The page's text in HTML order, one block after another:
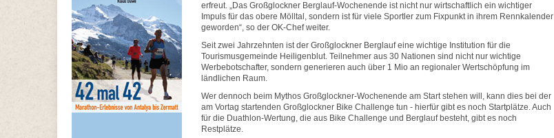
erfreut. „Das Großglockner Berglauf-Wochenende ist nicht nur wirtschaftlich ein wichtiger
Impuls für das obere Mölltal, sondern ist für viele Sportler zum Fixpunkt in ihrem Rennkalender
geworden“, so der OK-Chef weiter.
Seit zwei Jahrzehnten ist der Großglockner Berglauf eine wichtige Institution für die
Tourismusgemeinde Heiligenblut. Teilnehmer aus 30 Nationen sind nicht nur wichtige
Werbebotschafter, sondern generieren auch über 1 Mio an regionaler Wertschöpfung im
ländlichen Raum.
Wer dennoch beim Mythos Großglockner-Wochenende am Start stehen will, kann dies bei der
am Vortag startenden Großglockner Bike Challenge tun - hierfür gibt es noch Startplätze. Auch
für die Duathlon-Wertung, die aus Bike Challenge und Berglauf besteht, gibt es noch
Restplätze.